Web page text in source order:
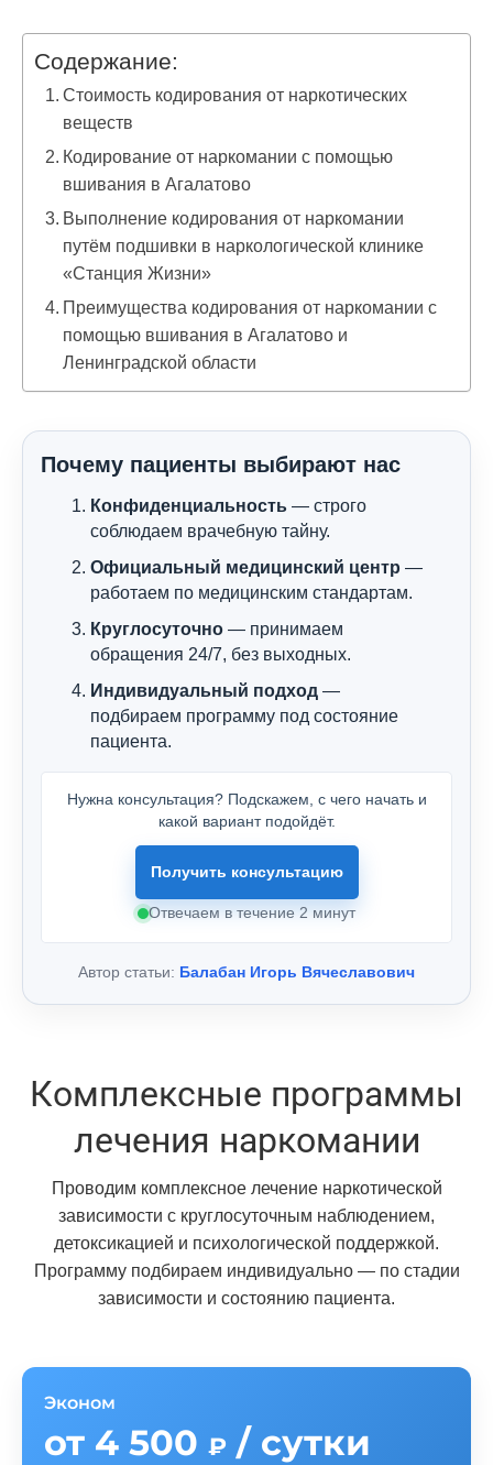
Содержание:
Стоимость кодирования от наркотических
веществ
Кодирование от наркомании с помощью
вшивания в Агалатово
Выполнение кодирования от наркомании
путём подшивки в наркологической клинике
«Станция Жизни»
Преимущества кодирования от наркомании с
помощью вшивания в Агалатово и
Ленинградской области
Почему пациенты выбирают нас
Конфиденциальность — строго
соблюдаем врачебную тайну.
Официальный медицинский центр —
работаем по медицинским стандартам.
Круглосуточно — принимаем
обращения 24/7, без выходных.
Индивидуальный подход —
подбираем программу под состояние
пациента.
Нужна консультация? Подскажем, с чего начать и
какой вариант подойдёт.
Получить консультацию
Отвечаем в течение 2 минут
Автор статьи: Балабан Игорь Вячеславович
Комплексные программы
лечения наркомании
Проводим комплексное лечение наркотической
зависимости с круглосуточным наблюдением,
детоксикацией и психологической поддержкой.
Программу подбираем индивидуально — по стадии
зависимости и состоянию пациента.
Эконом
от 4 500 ₽ / сутки